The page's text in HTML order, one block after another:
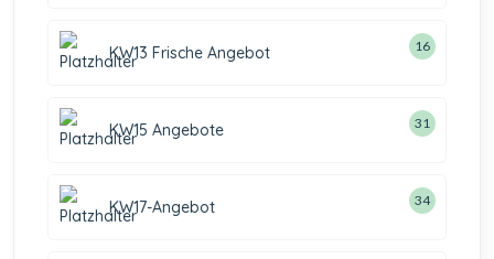
KW13 Frische Angebot 16
KW15 Angebote 31
KW17-Angebot 34